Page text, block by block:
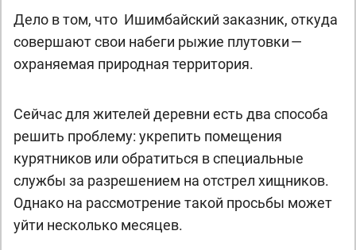
Дело в том, что Ишимбайский заказник, откуда
совершают свои набеги рыжие плутовки —
охраняемая природная территория.
Сейчас для жителей деревни есть два способа
решить проблему: укрепить помещения
курятников или обратиться в специальные
службы за разрешением на отстрел хищников.
Однако на рассмотрение такой просьбы может
уйти несколько месяцев.